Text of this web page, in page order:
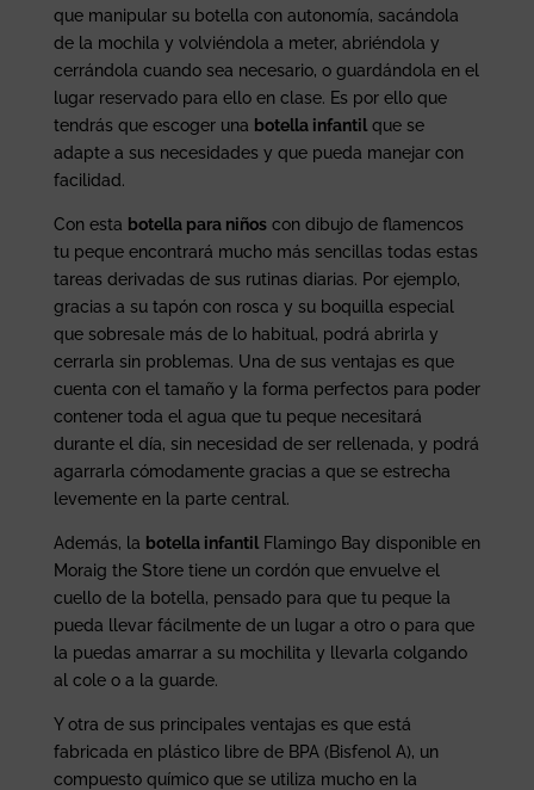
que manipular su botella con autonomía, sacándola
de la mochila y volviéndola a meter, abriéndola y
cerrándola cuando sea necesario, o guardándola en el
lugar reservado para ello en clase. Es por ello que
tendrás que escoger una botella infantilque se
adapte a sus necesidades y que pueda manejar con
facilidad.
Con esta botella para niñoscon dibujo de flamencos
tu peque encontrará mucho más sencillas todas estas
tareas derivadas de sus rutinas diarias. Por ejemplo,
gracias a su tapón con rosca y su boquilla especial
que sobresale más de lo habitual, podrá abrirla y
cerrarla sin problemas. Una de sus ventajas es que
cuenta con el tamaño y la forma perfectos para poder
contener toda el agua que tu peque necesitará
durante el día, sin necesidad de ser rellenada, y podrá
agarrarla cómodamente gracias a que se estrecha
levemente en la parte central.
Además, la botella infantilFlamingo Bay disponible en
Moraig the Store tiene un cordón que envuelve el
cuello de la botella, pensado para que tu peque la
pueda llevar fácilmente de un lugar a otro o para que
la puedas amarrar a su mochilita y llevarla colgando
al cole o a la guarde.
Y otra de sus principales ventajas es que está
fabricada en plástico libre de BPA (Bisfenol A), un
compuesto químico que se utiliza mucho en la